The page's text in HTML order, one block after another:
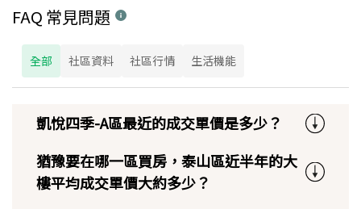
FAQ 常見問題
全部 社區資料 社區行情 生活機能
凱悅四季-A區最近的成交單價是多少？
猶豫要在哪一區買房，泰山區近半年的大
樓平均成交單價大約多少？